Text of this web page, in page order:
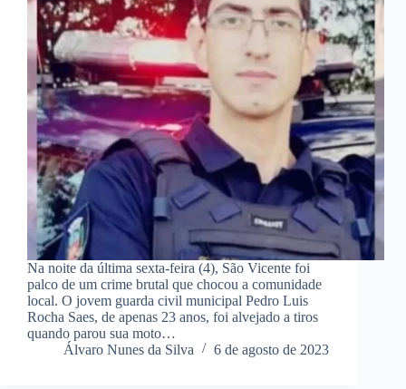
Na noite da última sexta-feira (4), São Vicente foi
palco de um crime brutal que chocou a comunidade
local. O jovem guarda civil municipal Pedro Luis
Rocha Saes, de apenas 23 anos, foi alvejado a tiros
quando parou sua moto…
Álvaro Nunes da Silva
6 de agosto de 2023